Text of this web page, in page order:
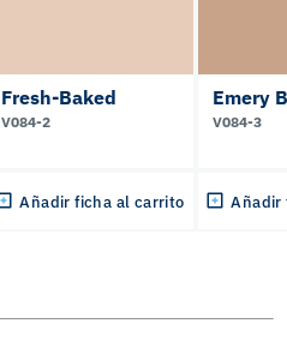
Fresh-Baked
V084-2
Añadir ficha al carrito
Emery
V084-3
Añadir